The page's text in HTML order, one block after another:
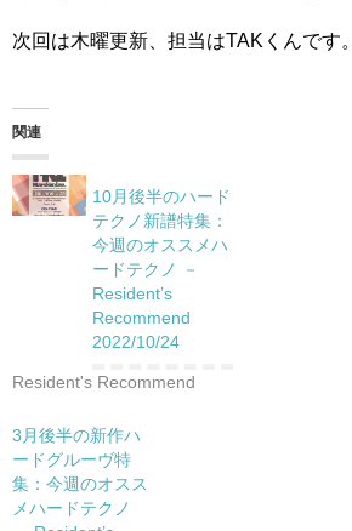
次回は木曜更新、担当はTAKくんです。
関連
10月後半のハード
テクノ新譜特集：
今週のオススメハ
ードテクノ －
Resident’s
Recommend
2022/10/24
Resident's Recommend
3月後半の新作ハ
ードグルーヴ特
集：今週のオスス
メハードテクノ